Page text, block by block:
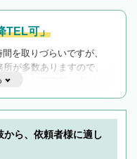
TEL可」
を取りづらいですが、
が多数ありますので、
ような事務所に絞り込
条件
索
から、依頼者様に適し